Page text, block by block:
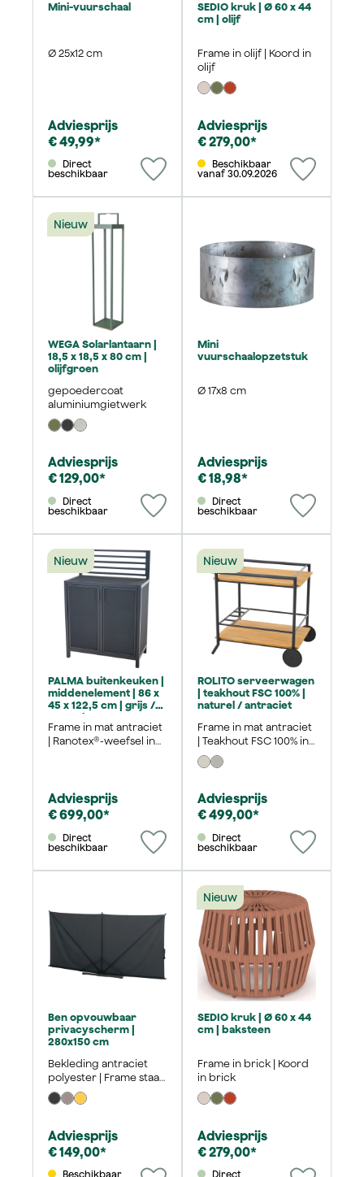
Mini-vuurschaal
Ø 25x12 cm
Adviesprijs
€ 49,99*
beschikbaar
SEDIO kruk | Ø 60 x 44
cm | olijf
Frame in olijf | Koord in
olijf
Adviesprijs
€ 279,00*
vanaf 30.09.2026
Nieuw
WEGA Solarlantaarn |
18,5 x 18,5 x 80 cm |
olijfgroen
gepoedercoat
aluminiumgietwerk
Adviesprijs
€ 129,00*
beschikbaar
Mini
vuurschaalopzetstuk
Ø 17x8 cm
Adviesprijs
€ 18,98*
beschikbaar
Nieuw
PALMA buitenkeuken |
middenelement | 86 x
45 x 122,5 cm | grijs /
antraciet
Frame in mat antraciet
| Ranotex®-weefsel in
Adviesprijs
€ 699,00*
beschikbaar
Nieuw
ROLITO serveerwagen
| teakhout FSC 100% |
naturel / antraciet
Frame in mat antraciet
| Teakhout FSC 100% in
naturel
Adviesprijs
€ 499,00*
beschikbaar
Ben opvouwbaar
privacyscherm |
280x150 cm
Bekleding antraciet
polyester | Frame staal
mat antraciet
Adviesprijs
€ 149,00*
Nieuw
SEDIO kruk | Ø 60 x 44
cm | baksteen
Frame in brick | Koord
in brick
Adviesprijs
€ 279,00*